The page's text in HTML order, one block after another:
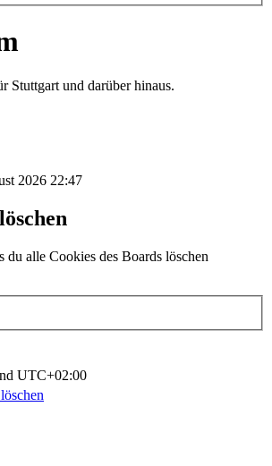
Stuttgart und darüber hinaus.
2026 22:47
du alle Cookies des Boards löschen
UTC+02:00